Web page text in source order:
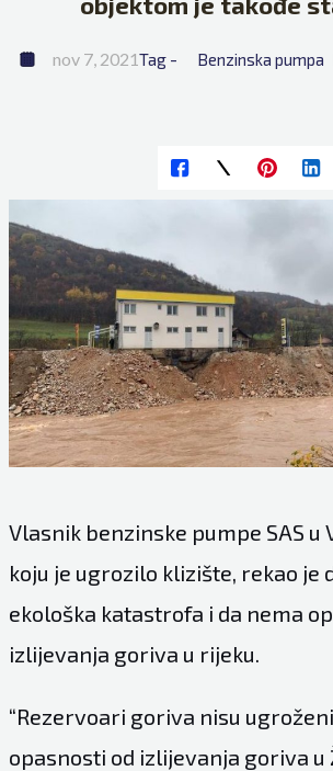
nov 7, 2021Tag - Benzinska pumpa
Vlasnik benzinske pumpe SAS u
koju je ugrozilo klizište, rekao je
ekološka katastrofa i da nema
izlijevanja goriva u rijeku.
“Rezervoari goriva nisu
opasnosti od izlijevanja goriva u